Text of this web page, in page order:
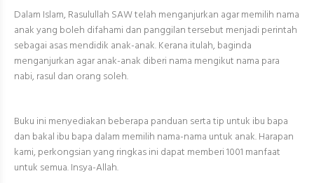
Dalam Islam, Rasulullah SAW telah menganjurkan agar memilih nama
anak yang boleh difahami dan panggilan tersebut menjadi perintah
sebagai asas mendidik anak-anak. Kerana itulah, baginda
menganjurkan agar anak-anak diberi nama mengikut nama para
nabi, rasul dan orang soleh.
Buku ini menyediakan beberapa panduan serta tip untuk ibu bapa
dan bakal ibu bapa dalam memilih nama-nama untuk anak. Harapan
kami, perkongsian yang ringkas ini dapat memberi 1001 manfaat
untuk semua. Insya-Allah.